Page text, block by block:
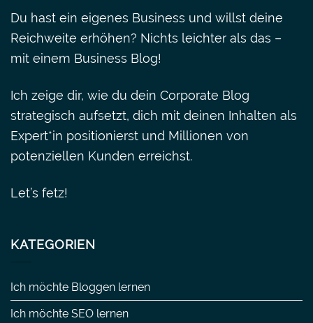
Du hast ein eigenes Business und willst deine
Reichweite erhöhen? Nichts leichter als das –
mit einem Business Blog!
Ich zeige dir, wie du dein Corporate Blog
strategisch aufsetzt, dich mit deinen Inhalten als
Expert*in positionierst und Millionen von
potenziellen Kunden erreichst.
Let’s fetz!
KATEGORIEN
Ich möchte Bloggen lernen
Ich möchte SEO lernen